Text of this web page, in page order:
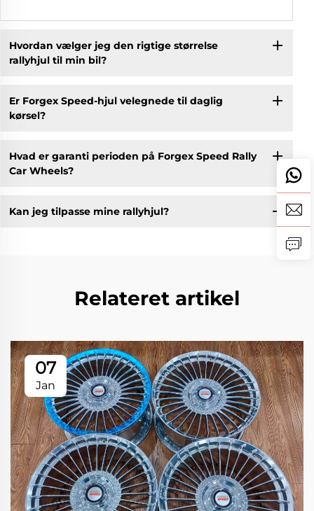
Hvordan vælger jeg den rigtige størrelse
rallyhjul til min bil?
Er Forgex Speed-hjul velegnede til daglig
kørsel?
Hvad er garanti perioden på Forgex Speed Rally
Car Wheels?
Kan jeg tilpasse mine rallyhjul?
Relateret artikel
07
Jan